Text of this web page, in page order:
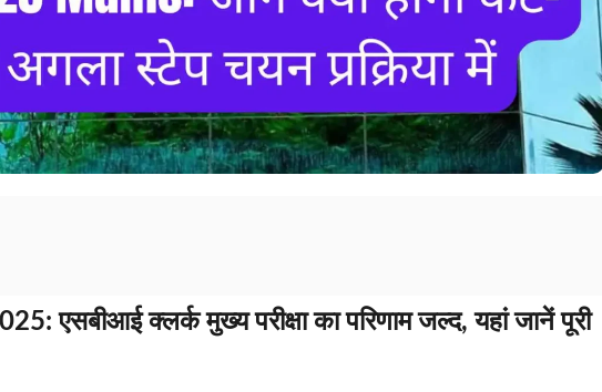
एसबीआई क्लर्क मुख्य परीक्षा का परिणाम जल्द, यहां जानें पूरी